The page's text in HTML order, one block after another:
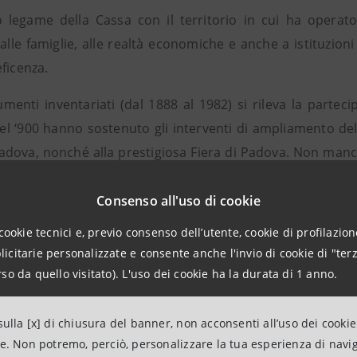
Consenso all'uso di cookie
tecnici e, previo consenso dell’utente, cookie di
personalizzate e consente anche l'invio di cookie di
da quello visitato). L'uso dei cookie ha la durata di 1 anno.
[x] di chiusura del banner, non acconsenti all’uso dei
Non potremo, perciò, personalizzare la tua esperienza di
legame della Cassa con il territorio in cui ha
famiglie, alle realtà economiche e anche a
inventariati (dal 1888 al 1982) si rileva la
‘900 hanno sostenuto gli interventi di ampliamento
nonché alla prestigiosa Fiera di Padova. Non
strutture per l’assistenza e l’accoglienza delle
poveri), nonché il sussidio a enti operanti nel settore
è presente anche la storia della costruzione della
Daniele Donghi, risalenti ai primi interventi
fotografie di alta qualità che testimonia passo dopo
emerge una particolare attenzione verso la